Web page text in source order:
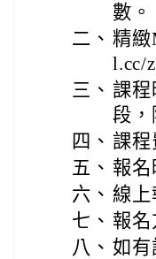
數。
二、 精緻
l.cc/
三、 課程
段，
四、 課程
五、 報
六、 線
七、 報
八、 如有